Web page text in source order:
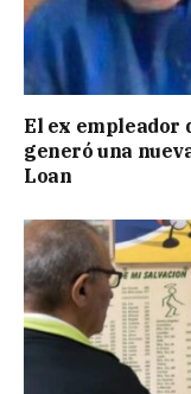
El ex empleador
generó una
Loan